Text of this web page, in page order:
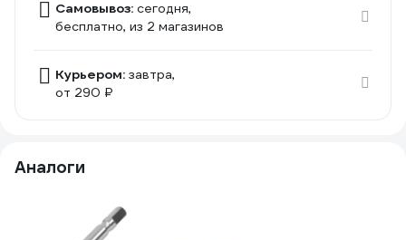
Самовывоз: сегодня,
бесплатно, из 2 магазинов
Курьером: завтра,
от 290 ₽
Аналоги